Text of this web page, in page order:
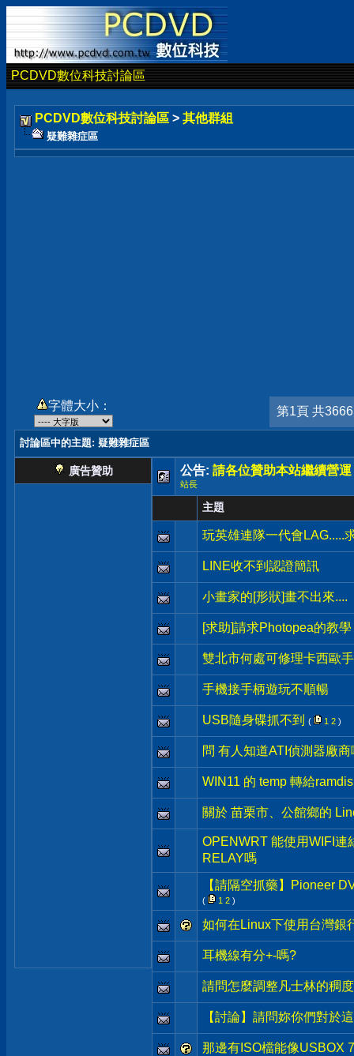
PCDVD數位科技討論區
PCDVD數位科技討論區 > 其他群組
疑難雜症區
字體大小： 第1頁 共
討論區中的主題: 疑難雜症區
廣告贊助 公告: 請各位贊助本站繼續營運
站長
主題
玩英雄連隊一代會LAG.....
LINE收不到認證簡訊
小畫家的[形狀]畫不出來....
[求助]請求Photopea的教學
雙北市何處可修理卡西歐
手機接手柄遊玩不順暢
USB隨身碟抓不到 ( 1 2 )
問 有人知道ATI偵測器廠商
WIN11 的 temp 轉給
關於 苗栗市、公館鄉的
OPENWRT 能使用WIFI連
RELAY嗎
【請隔空抓藥】Pioneer
( 1 2 )
如何在Linux下使用台灣銀
耳機線有分+-嗎?
請問怎麼調整凡士林的稠度
【討論】請問妳你們對於
那邊有ISO檔能像USBOX